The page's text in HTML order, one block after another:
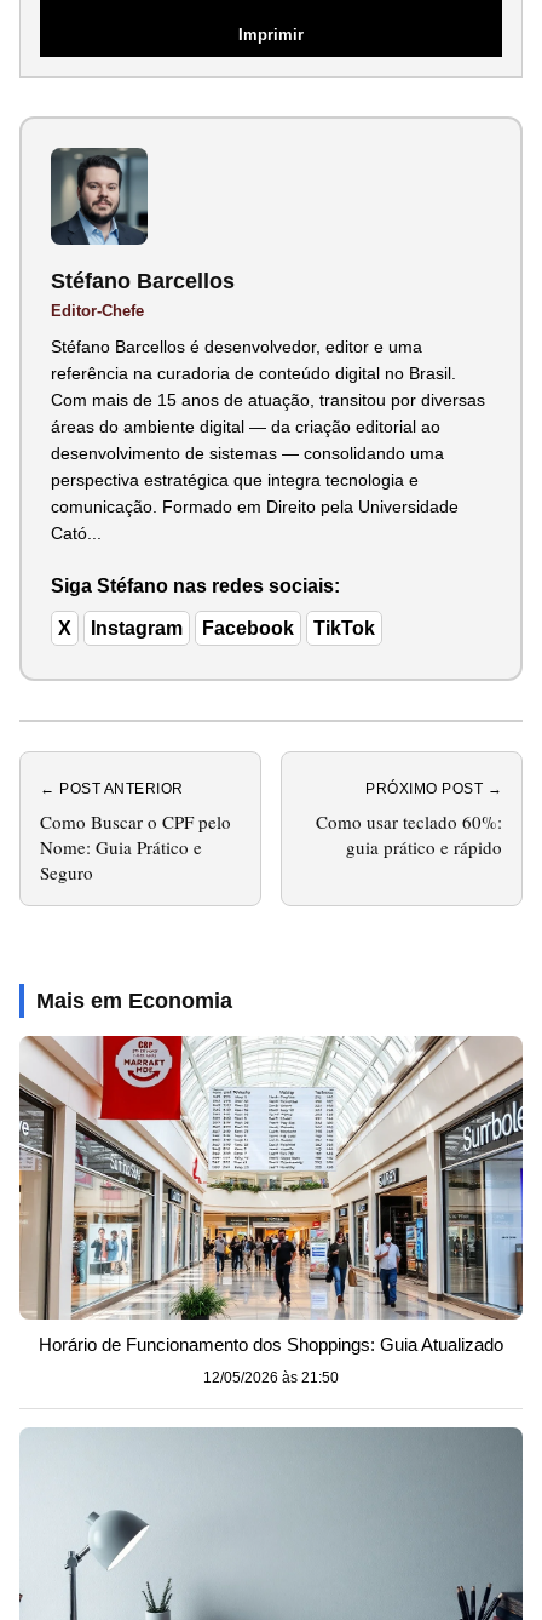
Imprimir
Stéfano Barcellos
Editor-Chefe
Stéfano Barcellos é desenvolvedor, editor e uma
referência na curadoria de conteúdo digital no Brasil.
Com mais de 15 anos de atuação, transitou por diversas
áreas do ambiente digital — da criação editorial ao
desenvolvimento de sistemas — consolidando uma
perspectiva estratégica que integra tecnologia e
comunicação. Formado em Direito pela Universidade
Cató...
Siga Stéfano nas redes sociais:
X Instagram Facebook TikTok
← POST ANTERIOR
Como Buscar o CPF pelo
Nome: Guia Prático e
Seguro
PRÓXIMO POST →
Como usar teclado 60%:
guia prático e rápido
Mais em Economia
Horário de Funcionamento dos Shoppings: Guia Atualizado
12/05/2026 às 21:50